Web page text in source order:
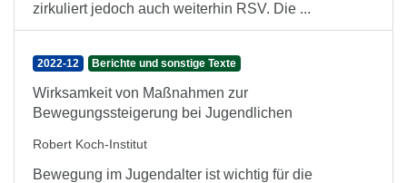
zirkuliert jedoch auch weiterhin RSV. Die ...
2022-12 Berichte und sonstige Texte
Wirksamkeit von Maßnahmen zur
Bewegungssteigerung bei Jugendlichen
Robert Koch-Institut
Bewegung im Jugendalter ist wichtig für die